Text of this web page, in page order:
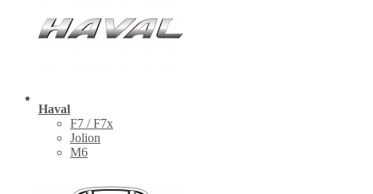
Haval
F7 / F7x
Jolion
M6